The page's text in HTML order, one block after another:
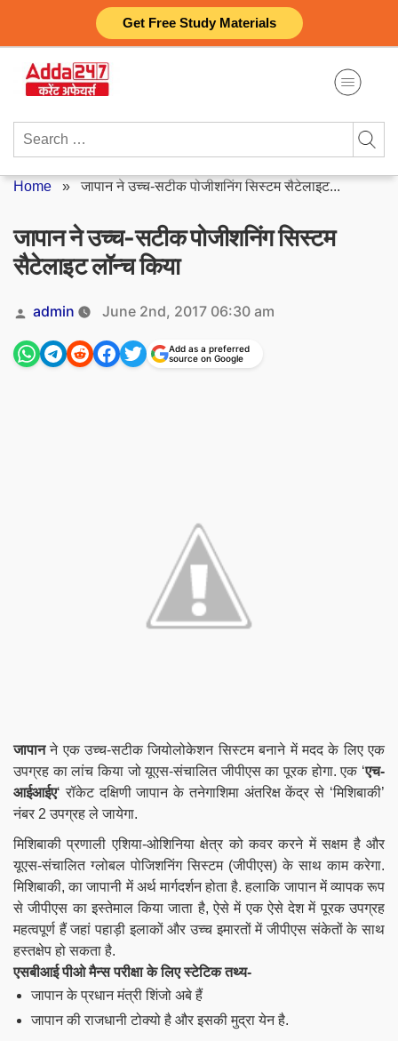
Get Free Study Materials
content
Search
Home »जापान ने उच्च-सटीक पोजीशनिंग सिस्टम सैटेलाइट...
जापान ने उच्च-सटीक पोजीशनिंग सिस्टम
सैटेलाइट लॉन्च किया
Posted
by
admin June 2nd, 2017 06:30 am
Add as a preferred
source on Google
जापानने एक उच्च-सटीक जियोलोकेशन सिस्टम बनाने में मदद के लिए एक
उपग्रह का लांच किया जो यूएस-संचालित जीपीएस का पूरक होगा. एक ‘एच-
आईआईए‘ रॉकेट दक्षिणी जापान के तनेगाशिमा अंतरिक्ष केंद्र से ‘मिशिबाकी’
नंबर 2 उपग्रह ले जायेगा.
मिशिबाकी प्रणाली एशिया-ओशिनिया क्षेत्र को कवर करने में सक्षम है और
यूएस-संचालित ग्लोबल पोजिशनिंग सिस्टम (जीपीएस) के साथ काम करेगा.
मिशिबाकी, का जापानी में अर्थ मार्गदर्शन होता है. हलाकि जापान में व्यापक रूप
से जीपीएस का इस्तेमाल किया जाता है, ऐसे में एक ऐसे देश में पूरक उपग्रह
महत्वपूर्ण हैं जहां पहाड़ी इलाकों और उच्च इमारतों में जीपीएस संकेतों के साथ
हस्तक्षेप हो सकता है.
एसबीआई पीओ मैन्स परीक्षा के लिए स्टेटिक तथ्य-
जापान के प्रधान मंत्री शिंजो अबे हैं
जापान की राजधानी टोक्यो है और इसकी मुद्रा येन है.